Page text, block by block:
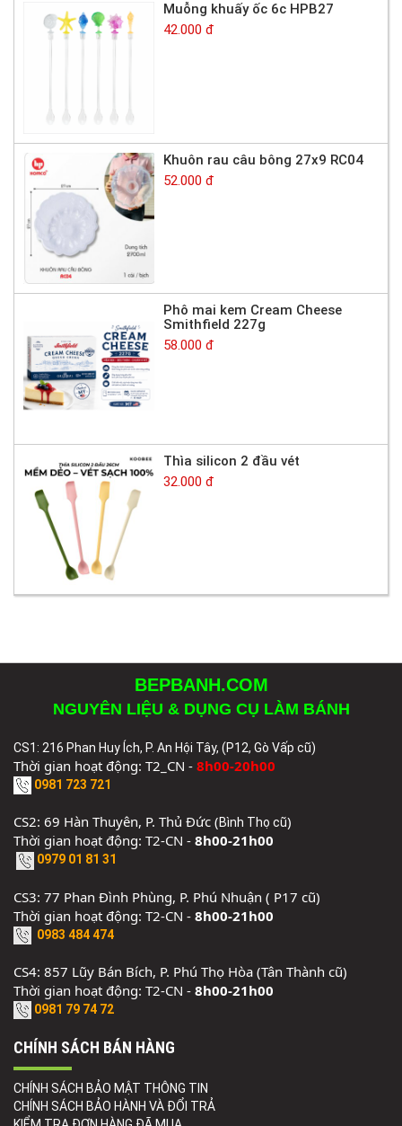
Muỗng khuấy ốc 6c HPB27
42.000 đ
Khuôn rau câu bông 27x9 RC04
52.000 đ
Phô mai kem Cream Cheese
Smithfield 227g
58.000 đ
Thìa silicon 2 đầu vét
32.000 đ
BEPBANH.COM
NGUYÊN LIỆU & DỤNG CỤ LÀM BÁNH
CS1: 216 Phan Huy Ích, P. An Hội Tây, (P12, Gò Vấp cũ)
Thời gian hoạt động: T2_CN - 8h00-20h00
0981 723 721
CS2: 69 Hàn Thuyên, P. Thủ Đức (Bình Thọ cũ)
Thời gian hoạt động: T2-CN - 8h00-21h00
0979 01 81 31
CS3: 77 Phan Đình Phùng, P. Phú Nhuận ( P17 cũ)
Thời gian hoạt động: T2-CN - 8h00-21h00
0983 484 474
CS4: 857 Lũy Bán Bích, P. Phú Thọ Hòa (Tân Thành cũ)
Thời gian hoạt động: T2-CN - 8h00-21h00
0981 79 74 72
CHÍNH SÁCH BÁN HÀNG
CHÍNH SÁCH BẢO MẬT THÔNG TIN
CHÍNH SÁCH BẢO HÀNH VÀ ĐỔI TRẢ